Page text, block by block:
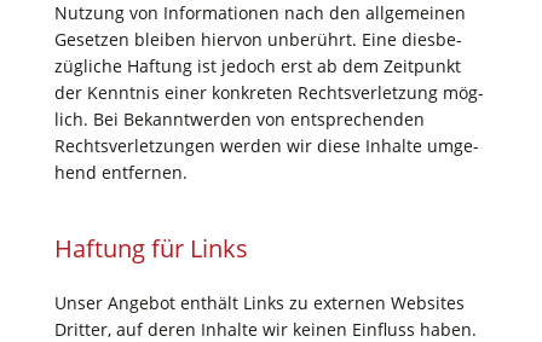
Nut­zung von Infor­ma­tio­nen nach den all­ge­mei­nen
Geset­zen blei­ben hier­von unbe­rührt. Eine dies­be­
züg­li­che Haf­tung ist jedoch erst ab dem Zeit­punkt
der Kennt­nis einer kon­kre­ten Rechts­ver­let­zung mög­
lich. Bei Bekannt­wer­den von ent­spre­chen­den
Rechts­ver­let­zun­gen wer­den wir die­se Inhal­te umge­
hend entfernen.
Haf­tung für Links
Unser Ange­bot ent­hält Links zu exter­nen Web­sites
Drit­ter, auf deren Inhal­te wir kei­nen Ein­fluss haben.